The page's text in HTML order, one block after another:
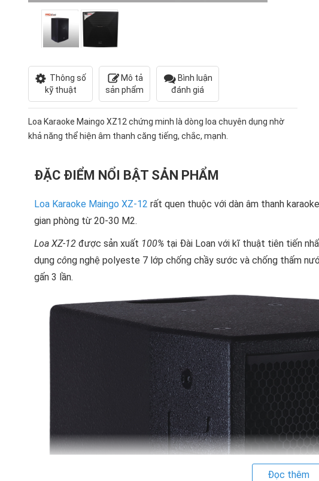
Thông số
kỹ thuật
Mô tả
sản phẩm
Bình luận
đánh giá
Loa Karaoke Maingo XZ12 chứng minh là dòng loa chuyên dụng nhờ
khả năng thể hiện âm thanh căng tiếng, chắc, mạnh.
ĐẶC ĐIỂM NỔI BẬT SẢN PHẨM
Loa Karaoke Maingo XZ-12 rất quen thuộc với dàn âm thanh
gian phòng từ 20-30 M2.
Loa XZ-12 được sản xuất 100% tại Đài Loan với kĩ thuật tiên tiến
dụng công nghệ polyeste 7 lớp chống chầy sước và chống thấm
gấn 3 lần.
Đọc thêm